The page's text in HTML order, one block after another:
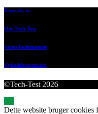
Kontakt os
Om Tech-Test
Vores bedømmelse
Nyhedsbrevsarkiv
©Tech-Test 2026
Dette website bruger